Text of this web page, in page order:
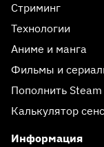
Стриминг
Технологии
Аниме и манга
Фильмы и
Пополнить Steam
Калькулятор
Информация